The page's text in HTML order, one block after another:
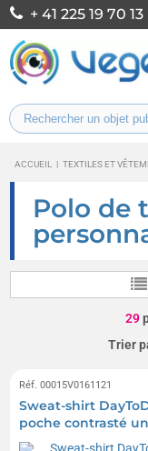
+ 41 225 19 70 13
ACCUEIL | TEXTILES ET
Polo de
29
Trier
Réf. 00015V0161121
Sweat-shirt
poche contrasté